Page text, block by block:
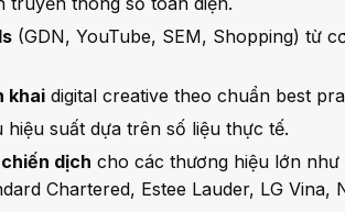
(GDN, YouTube, SEM, Shopping) từ
khai digital creative theo chuẩn best
hiệu suất dựa trên số liệu thực tế.
dịch cho các thương hiệu lớn như
Chartered, Estee Lauder, LG Vina,